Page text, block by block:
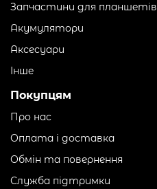
Запчастини для планшетів
Акумулятори
Аксесуари
Інше
Покупцям
Про нас
Оплата і доставка
Обмін та повернення
Служба підтримки